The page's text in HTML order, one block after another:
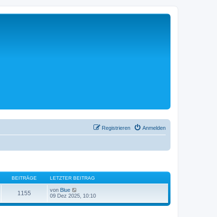
Anmelden
Registrieren
BEITRÄGE LETZTER BEITRAG
1155 von Blue
e
e
09 Dez 2025, 10:10